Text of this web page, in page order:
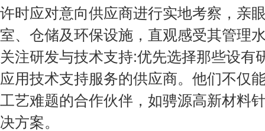
许时应对意向供应商进行实地考察，亲
室、仓储及环保设施，直观感受其管理
关注研发与技术支持:优先选择那些设有
应用技术支持服务的供应商。他们不仅
工艺难题的合作伙伴，如骋源高新材料
决方案。